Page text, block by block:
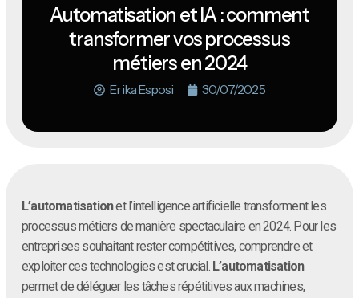
Automatisation et IA : comment
transformer vos processus
métiers en 2024
Erika Esposi 30/07/2025
L’automatisationet l’intelligence artificielle transforment les
processus métiers de manière spectaculaire en 2024. Pour les
entreprises souhaitant rester compétitives, comprendre et
exploiter ces technologies est crucial. L’automatisation
permet de déléguer les tâches répétitives aux machines,